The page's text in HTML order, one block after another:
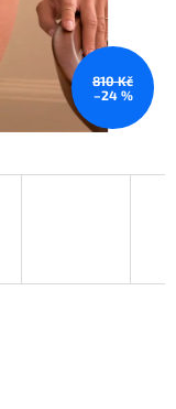
810 Kč
–24 %